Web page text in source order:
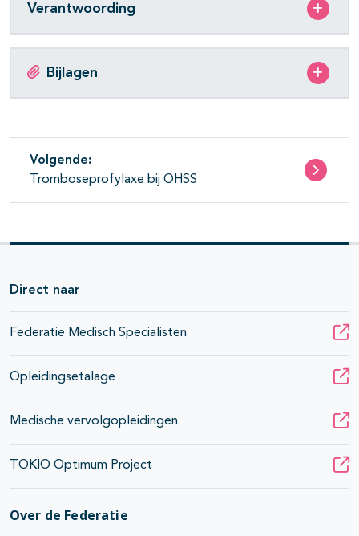
Verantwoording
Bijlagen
Volgende:
Tromboseprofylaxe bij OHSS
Direct naar
Federatie Medisch Specialisten
Opleidingsetalage
Medische vervolgopleidingen
TOKIO Optimum Project
Over de Federatie